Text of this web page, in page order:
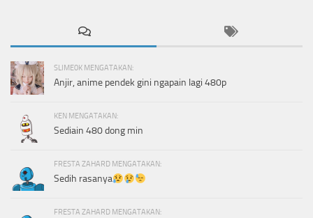
SLIME0K MENGATAKAN:
Anjir, anime pendek gini ngapain lagi 480p
KEN MENGATAKAN:
Sediain 480 dong min
FRESTA ZAHARD MENGATAKAN:
Sedih rasanya
FRESTA ZAHARD MENGATAKAN: